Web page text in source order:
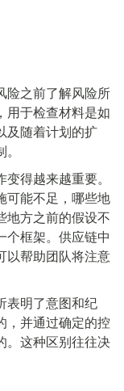
险之前了解风险所
用于检查材料是如
及随着计划的扩
得越来越重要。
可能不足，哪些地
地方之前的假设不
个框架。供应链中
以帮助团队将注意
表明了意图和纪
，并通过确定的控
。这种区别往往决